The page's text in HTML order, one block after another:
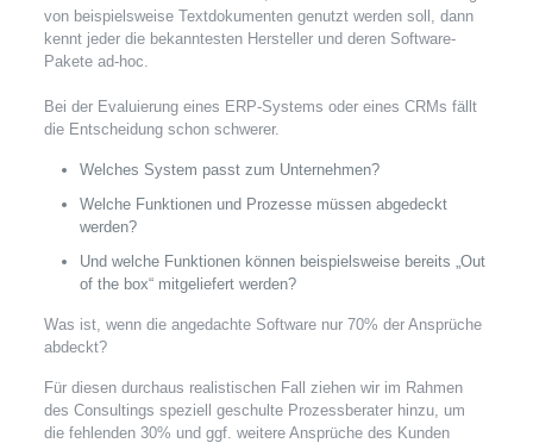
von beispielsweise Textdokumenten genutzt werden soll, dann
kennt jeder die bekanntesten Hersteller und deren Software-
Pakete ad-hoc.
Bei der Evaluierung eines ERP-Systems oder eines CRMs fällt
die Entscheidung schon schwerer.
Welches System passt zum Unternehmen?
Welche Funktionen und Prozesse müssen abgedeckt
werden?
Und welche Funktionen können beispielsweise bereits „Out
of the box“ mitgeliefert werden?
Was ist, wenn die angedachte Software nur 70% der Ansprüche
abdeckt?
Für diesen durchaus realistischen Fall ziehen wir im Rahmen
des Consultings speziell geschulte Prozessberater hinzu, um
die fehlenden 30% und ggf. weitere Ansprüche des Kunden